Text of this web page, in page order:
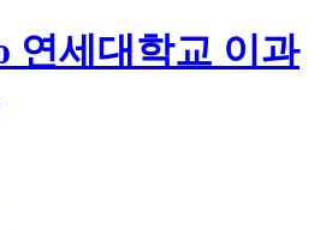
연세대학교 이과